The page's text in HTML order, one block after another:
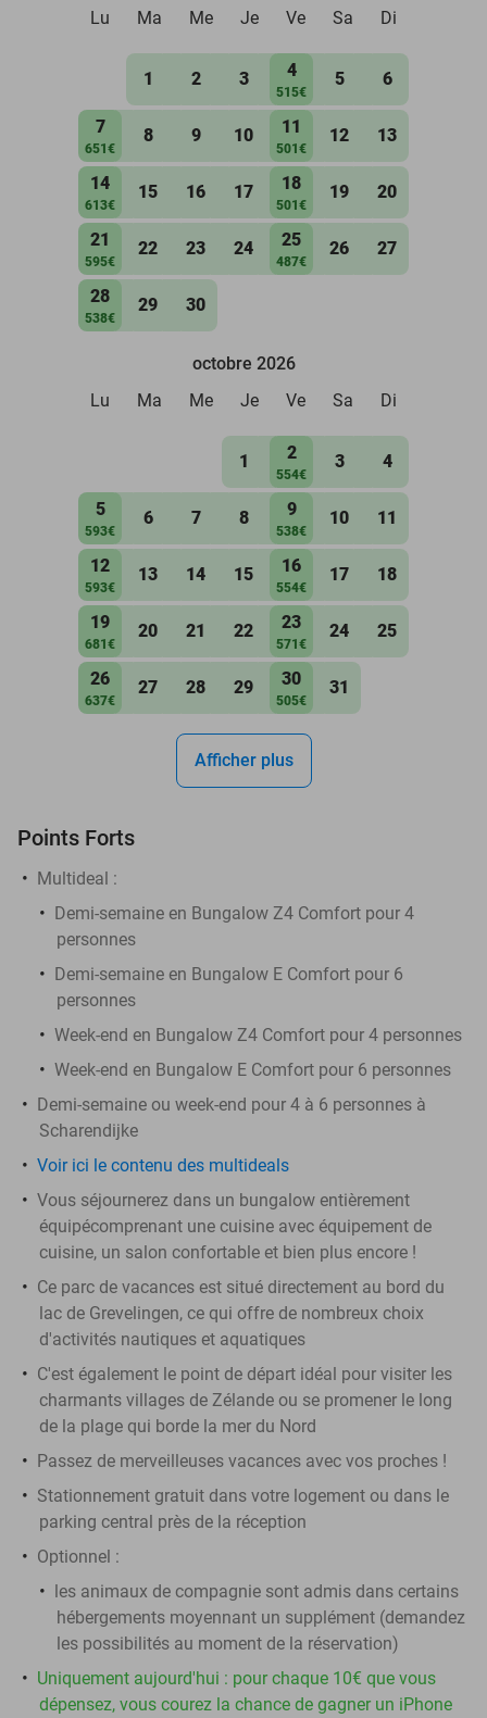
Lu
Ma Me Je Ve Sa Di
1 2 3 4
515€
5 6
7
651€
8 9 10 11
501€
12 13
14
613€
15 16 17 18
501€
19 20
21
595€
22 23 24 25
487€
26 27
28
538€
29 30
octobre 2026
Lu
Ma Me Je Ve Sa Di
1 2
554€
3 4
5
593€
6 7 8 9
538€
10 11
12
593€
13 14 15 16
554€
17 18
19
681€
20 21 22 23
571€
24 25
26
637€
27 28 29 30
505€
31
Afficher plus
Points Forts
Multideal :
Demi-semaine en Bungalow Z4 Comfort pour 4
personnes
Demi-semaine en Bungalow E Comfort pour 6
personnes
Week-end en Bungalow Z4 Comfort pour 4 personnes
Week-end en Bungalow E Comfort pour 6 personnes
Demi-semaine ou week-end pour 4 à 6 personnes à
Scharendijke
Voir ici le contenu des multideals
Vous séjournerez dans un bungalow entièrement
équipécomprenant une cuisine avec équipement de
cuisine, un salon confortable et bien plus encore !
Ce parc de vacances est situé directement au bord du
lac de Grevelingen, ce qui offre de nombreux choix
d'activités nautiques et aquatiques
C'est également le point de départ idéal pour visiter les
charmants villages de Zélande ou se promener le long
de la plage qui borde la mer du Nord
Passez de merveilleuses vacances avec vos proches !
Stationnement gratuit dans votre logement ou dans le
parking central près de la réception
Optionnel :
les animaux de compagnie sont admis dans certains
hébergements moyennant un supplément (demandez
les possibilités au moment de la réservation)
Uniquement aujourd'hui : pour chaque 10€ que vous
dépensez, vous courez la chance de gagner un iPhone